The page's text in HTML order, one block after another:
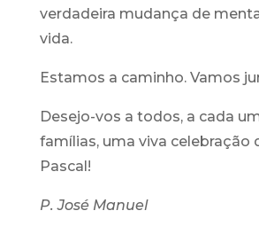
verdadeira mudança de
vida.
Estamos a caminho. Vamos
Desejo-vos a todos, a cada
famílias, uma viva celebração
Pascal!
P. José Manuel